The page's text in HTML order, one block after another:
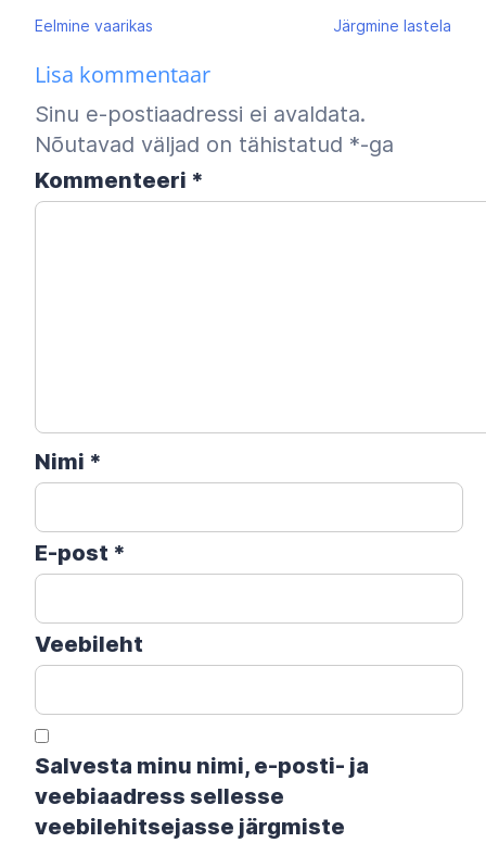
Navigeerimine
Eelmine vaarikas Järgmine lastela
Lisa kommentaar
Sinu e-postiaadressi ei avaldata.
Nõutavad väljad on tähistatud *-ga
Kommenteeri *
Nimi *
E-post *
Veebileht
Salvesta minu nimi, e-posti- ja
veebiaadress sellesse
veebilehitsejasse järgmiste